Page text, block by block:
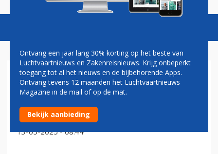
ELYSIAN AIRCRAFT
Elysian Aircraft verkast naar Fokker-terrein in
Hoofddorp
13-05-2025 - 08:44
Ontvang een jaar lang 30% korting op het beste van
Luchtvaartnieuws en Zakenreisnieuws. Krijg onbeperkt
toegang tot al het nieuws en de bijbehorende Apps.
Ontvang tevens 12 maanden het Luchtvaartnieuws
Magazine in de mail of op de mat.
Bekijk aanbieding